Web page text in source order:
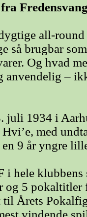
all-
så brugbar
Og hvad
anvendelig –
juli 1934 i
med
9 år yngre
i hele
og 5
Årets
vindende